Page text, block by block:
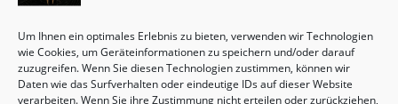
Um Ihnen ein optimales Erlebnis zu bieten, verwenden wir Technologien
wie Cookies, um Geräteinformationen zu speichern und/oder darauf
zuzugreifen. Wenn Sie diesen Technologien zustimmen, können wir
Daten wie das Surfverhalten oder eindeutige IDs auf dieser Website
verarbeiten. Wenn Sie ihre Zustimmung nicht erteilen oder zurückziehen,